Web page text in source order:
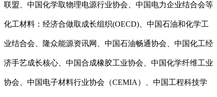
联盟、中国化学取物理电源行业协会、中国电力企业结合会等
化工材料：经济合做取成长组织(OECD)、中国石油和化学工
业结合会、隆众能源资讯网、中国石油畅通协会、中国化工经
济手艺成长核心、中国合成橡胶工业协会、中国化学纤维工业
协会、中国电子材料行业协会（CEMIA）、中国工程科技学